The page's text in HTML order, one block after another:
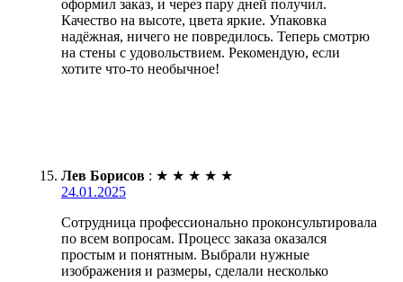
оформил заказ, и через пару дней получил.
Качество на высоте, цвета яркие. Упаковка
надёжная, ничего не повредилось. Теперь смотрю
на стены с удовольствием. Рекомендую, если
хотите что-то необычное!
Лев Борисов : ★ ★ ★ ★ ★
24.01.2025
Сотрудница профессионально проконсультировала
по всем вопросам. Процесс заказа оказался
простым и понятным. Выбрали нужные
изображения и размеры, сделали несколько